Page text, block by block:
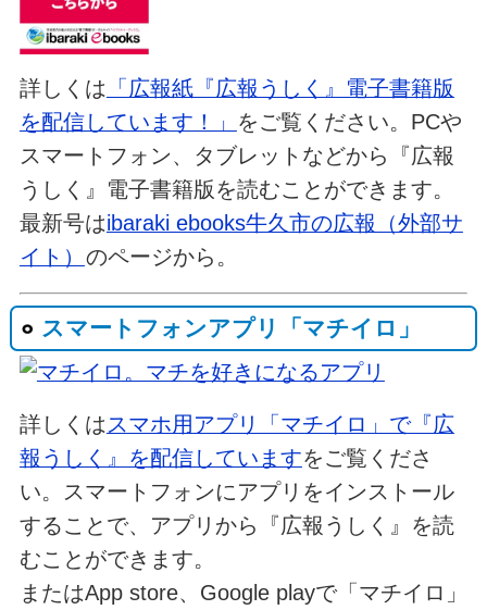
詳しくは 「広報紙『広報うしく』電子書籍版
を配信しています！」 をご覧ください。PCや
スマートフォン、タブレットなどから『広報
うしく』電子書籍版を読むことができます。
最新号はibaraki ebooks牛久市の広報（外部サ
イト） のページから。
スマートフォンアプリ「マチイロ」
詳しくは スマホ用アプリ「マチイロ」で『広
報うしく』を配信していますをご覧くださ
い。スマートフォンにアプリをインストール
することで、アプリから『広報うしく』を読
むことができます。
またはApp store、Google playで「マチイロ」